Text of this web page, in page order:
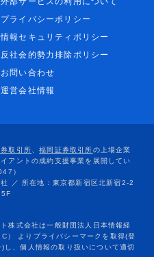
プライバシーポリシー
情報セキュリティポリシー
反社会的勢力排除ポリシー
お問い合わせ
運営会社情報